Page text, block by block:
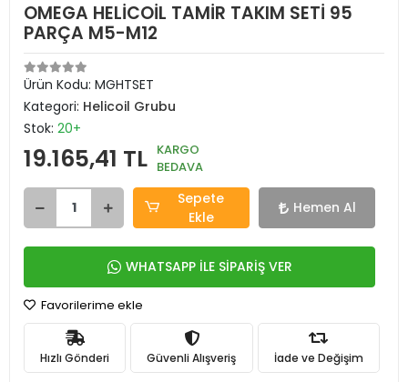
OMEGA HELİCOİL TAMİR TAKIM SETİ 95
PARÇA M5-M12
Ürün Kodu: MGHTSET
Kategori: Helicoil Grubu
Stok: 20+
19.165,41 TL KARGO
BEDAVA
Sepete
Ekle
Hemen Al
WHATSAPP İLE SİPARİŞ VER
Favorilerime ekle
Hızlı Gönderi Güvenli Alışveriş İade ve Değişim